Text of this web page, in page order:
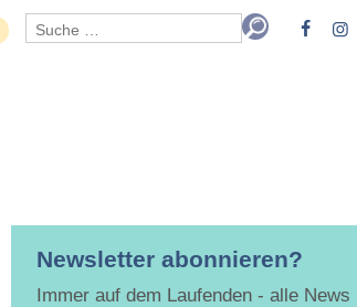
Newsletter abonnieren?
Immer auf dem Laufenden - alle News